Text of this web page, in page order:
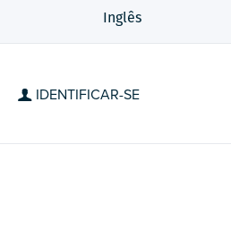
Inglês
IDENTIFICAR-SE